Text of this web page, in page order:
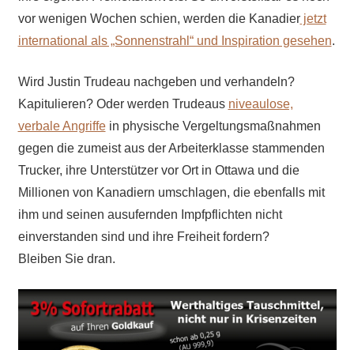
vor wenigen Wochen schien, werden die Kanadierjetzt
international als „Sonnenstrahl“ und Inspiration gesehen.
Wird Justin Trudeau nachgeben und verhandeln?
Kapitulieren? Oder werden Trudeaus niveaulose,
verbale Angriffein physische Vergeltungsmaßnahmen
gegen die zumeist aus der Arbeiterklasse stammenden
Trucker, ihre Unterstützer vor Ort in Ottawa und die
Millionen von Kanadiern umschlagen, die ebenfalls mit
ihm und seinen ausufernden Impfpflichten nicht
einverstanden sind und ihre Freiheit fordern?
Bleiben Sie dran.